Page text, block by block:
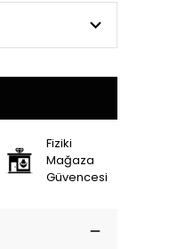
Fiziki
Mağaza
Güvencesi